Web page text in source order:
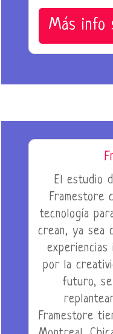
Más info
El estudio
Framestore
tecnología
crean, ya sea
experiencias
por la
futuro,
Framestore